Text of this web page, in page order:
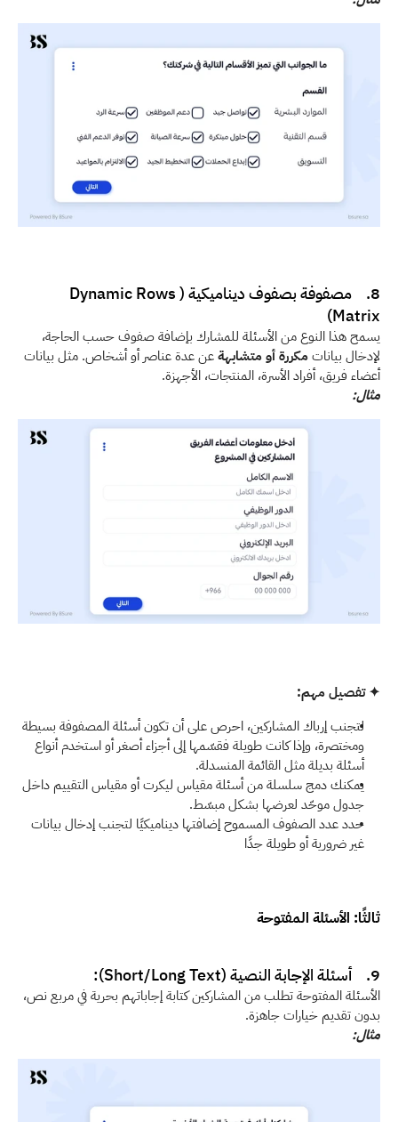
8.    مصفوفة بصفوف ديناميكية (Dynamic Rows
Matrix)
لإدخال بيانات مكررة أو متشابهة
أعضاء فريق، أفراد الأسرة، المنتجات، الأجهزة.
مثال:
✦ تفصيل مهم:
أسئلة بديلة مثل القائمة المنسدلة.
جدول موحّد لعرضها بشكل مبسّط.
غير ضرورية أو طويلة جدًا
ثالثًا: الأسئلة المفتوحة
9.    أسئلة الإجابة النصية (Short/Long Text):
بدون تقديم خيارات جاهزة.
مثال: